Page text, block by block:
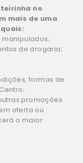
no
mais de uma
manipulados;
de drogaria;
formas de
promoções
oferta ou
o maior